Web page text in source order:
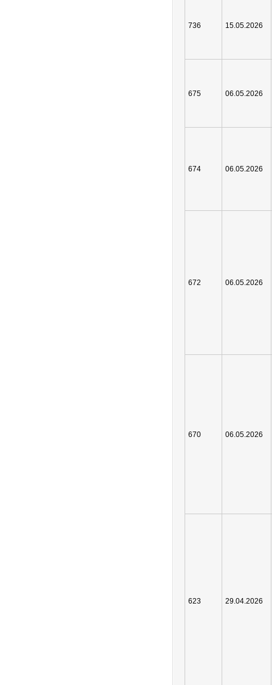
736 15.05.2026
675 06.05.2026
674 06.05.2026
672 06.05.2026
670 06.05.2026
623 29.04.2026